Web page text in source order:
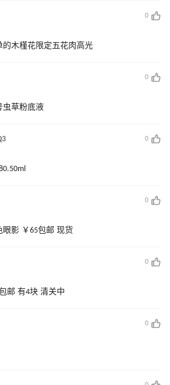
0
的木槿花限定五花肉高光
0
虫草粉底液
0
0
眼影 ￥65包邮 现货
0
邮 有4块 清关中
0